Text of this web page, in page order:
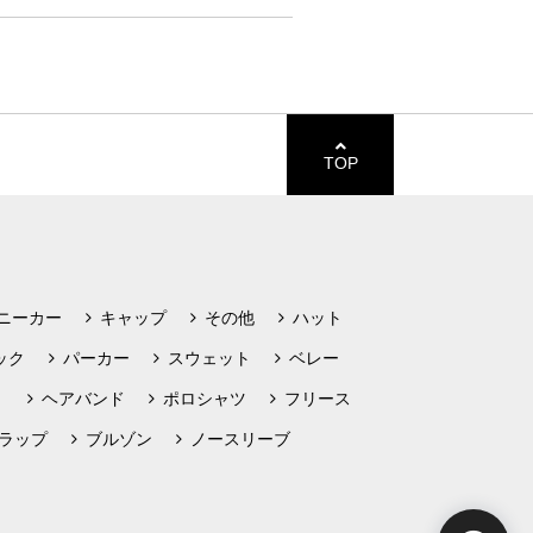
TOP
ーカー キャップ その他 ハット
ク パーカー スウェット ベレー
ヘアバンド ポロシャツ フリース
ップ ブルゾン ノースリーブ